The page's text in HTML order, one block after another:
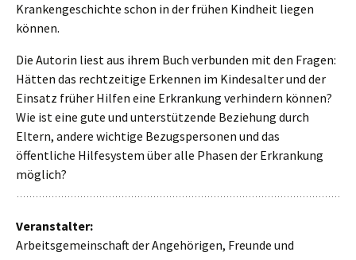
Krankengeschichte schon in der frühen Kindheit liegen
können.
Die Autorin liest aus ihrem Buch verbun­den mit den Fragen:
Hätten das rechtzeitige Erkennen im Kindesalter und der
Einsatz früher Hilfen eine Erkrankung verhindern können?
Wie ist eine gute und unterstützende Beziehung durch
Eltern, andere wich­­tige Bezugspersonen und das
öffentliche Hilfesystem über alle Phasen der Erkrankung
möglich?
Veranstalter:
Arbeitsgemeinschaft der Angehörigen, Freunde und